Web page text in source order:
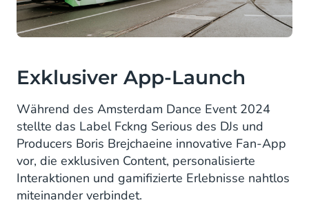
Exklusiver App-Launch
Während des Amsterdam Dance Event 2024
stellte das Label Fckng Serious des DJs und
Producers Boris Brejchaeine innovative Fan-App
vor, die exklusiven Content, personalisierte
Interaktionen und gamifizierte Erlebnisse nahtlos
miteinander verbindet.